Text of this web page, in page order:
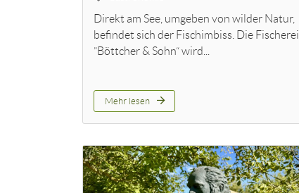
Direkt am See, umgeben von wilder Natur,
befindet sich der Fischimbiss. Die Fischerei
”Böttcher & Sohn“ wird...
Mehr lesen